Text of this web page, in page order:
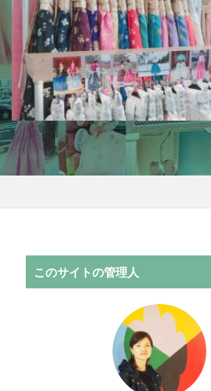
このサイトの管理人